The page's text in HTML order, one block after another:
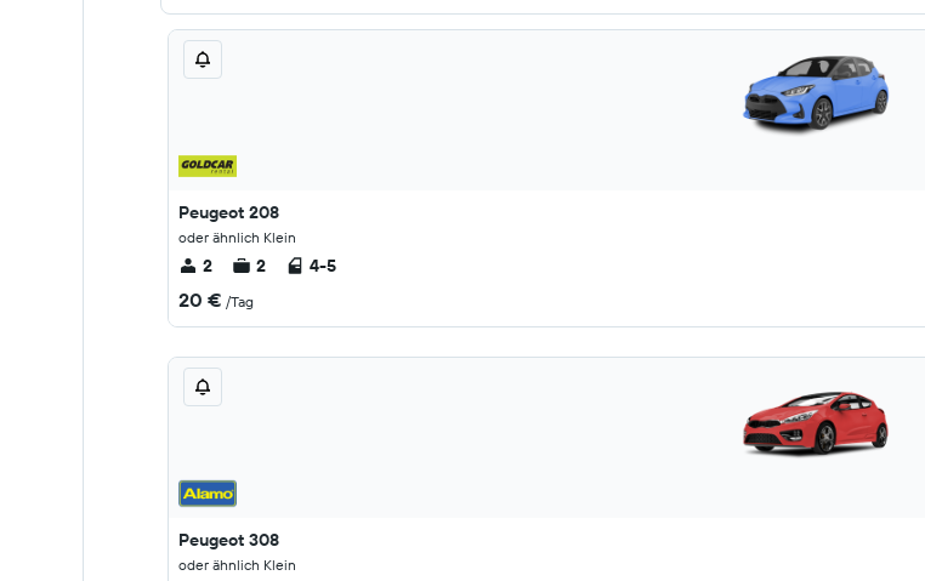
Peugeot 208
oder ähnlich Klein
2 2 4-5
20 € /Tag
Peugeot 308
oder ähnlich Klein